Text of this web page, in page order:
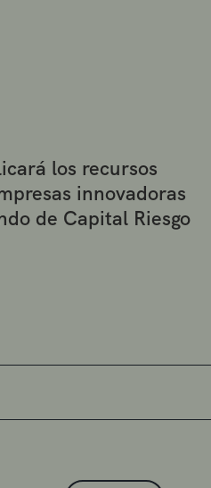
los recursos
innovadoras
de Capital Riesgo